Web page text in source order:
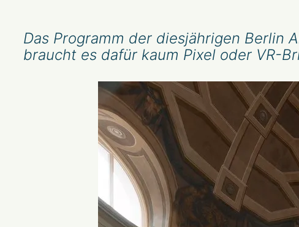
Das Programm der diesjährigen Berlin
braucht es dafür kaum Pixel oder VR-